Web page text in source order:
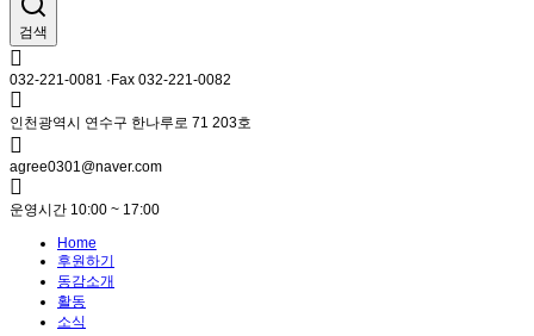
검색
032-221-0081 ·Fax 032-221-0082
인천광역시 연수구 한나루로 71 203호
agree0301@naver.com
운영시간 10:00 ~ 17:00
Home
후원하기
동감소개
활동
소식